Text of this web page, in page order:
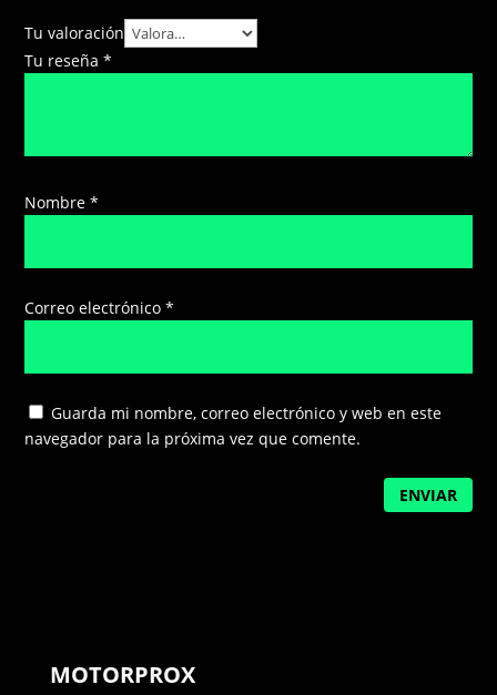
Tu valoración
Tu reseña*
Nombre*
Correo electrónico*
Guarda mi nombre, correo electrónico y web en este
navegador para la próxima vez que comente.
ENVIAR
MOTORPROX